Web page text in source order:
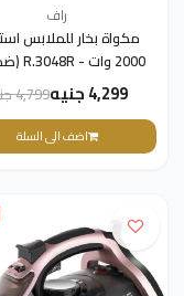
راف
مكواة بخار للملابس
سنوات) 4,299 جنيه 4,799 جنيه
اضف الى السلة